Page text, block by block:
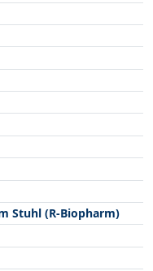
Stuhl (R-Biopharm)